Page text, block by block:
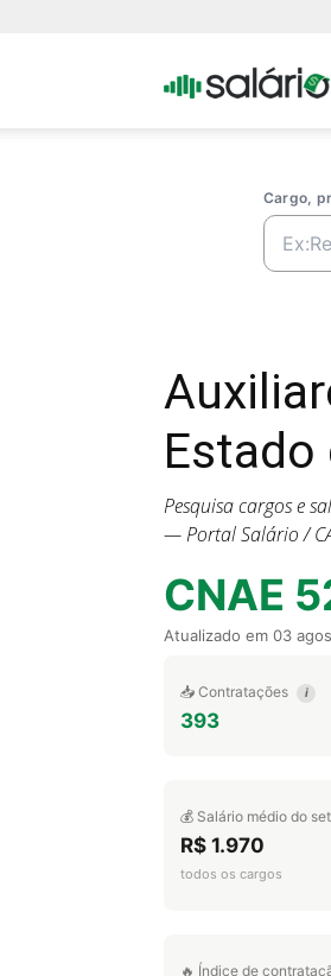
Cargo,
Estado
Pesquisa cargos e
— Portal Salário /
CNAE
Atualizado em 03
📥 Contratações i
393
💰 Salário médio do
R$ 1.970
todos os cargos
🔥 Índice de